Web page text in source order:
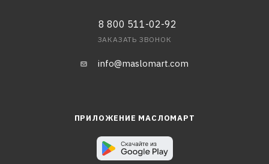
8 800 511-02-92
ЗАКАЗАТЬ ЗВОНОК
info@maslomart.com
ПРИЛОЖЕНИЕ МАСЛОМАРТ